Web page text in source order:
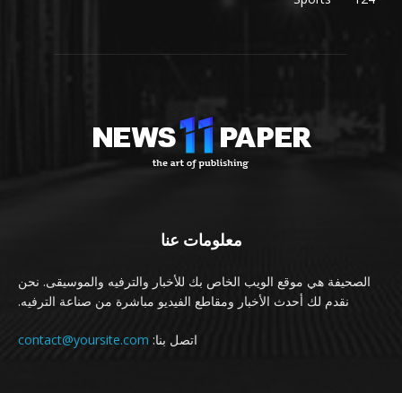
معلومات عنا
الصحيفة هي موقع الويب الخاص بك للأخبار والترفيه والموسيقى. نحن
نقدم لك أحدث الأخبار ومقاطع الفيديو مباشرة من صناعة الترفيه.
اتصل بنا: contact@yoursite.com